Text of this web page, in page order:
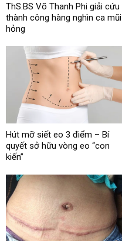
ThS.BS Võ Thanh Phi giải cứu
thành công hàng nghìn ca mũi
hỏng
Hút mỡ siết eo 3 điểm – Bí
quyết sở hữu vòng eo “con
kiến”